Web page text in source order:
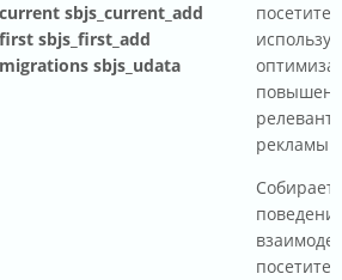
sbjs_current_add
sbjs_first_add
sbjs_udata
рекламы